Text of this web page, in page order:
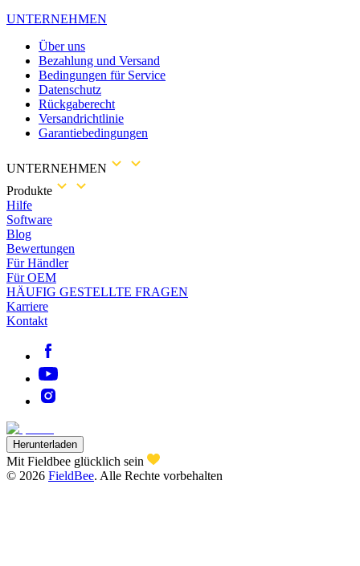
UNTERNEHMEN
Über uns
Bezahlung und Versand
Bedingungen für Service
Datenschutz
Rückgaberecht
Versandrichtlinie
Garantiebedingungen
UNTERNEHMEN
Produkte
Hilfe
Software
Blog
Bewertungen
Für Händler
Für OEM
HÄUFIG GESTELLTE FRAGEN
Karriere
Kontakt
Herunterladen
Mit Fieldbee glücklich sein
© 2026 FieldBee. Alle Rechte vorbehalten